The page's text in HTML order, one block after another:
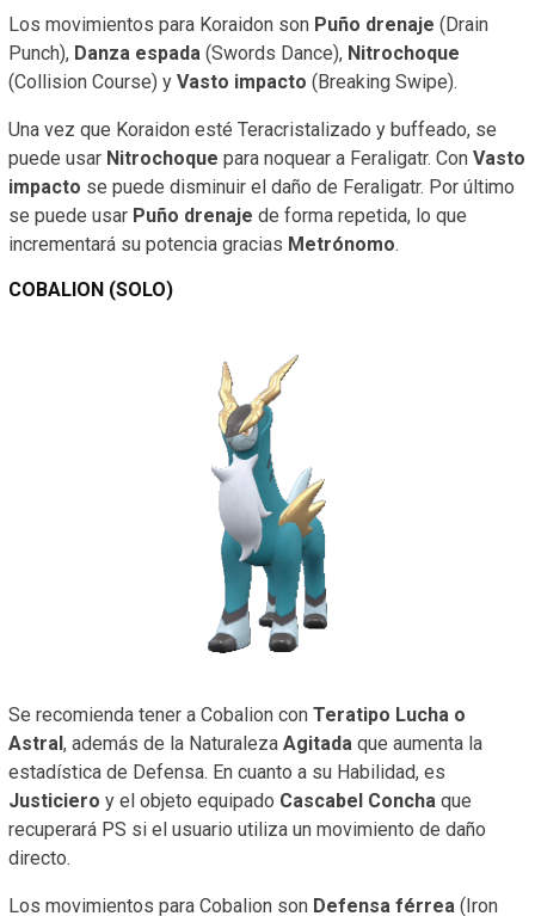
Los movimientos para Koraidon son Puño drenaje (Drain
Punch), Danza espada (Swords Dance), Nitrochoque
(Collision Course) y Vasto impacto (Breaking Swipe).
Una vez que Koraidon esté Teracristalizado y buffeado, se
puede usar Nitrochoque para noquear a Feraligatr. Con Vasto
impacto se puede disminuir el daño de Feraligatr. Por último
se puede usar Puño drenaje de forma repetida, lo que
incrementará su potencia gracias Metrónomo.
COBALION (SOLO)
Se recomienda tener a Cobalion con Teratipo Lucha o
Astral, además de la Naturaleza Agitada que aumenta la
estadística de Defensa. En cuanto a su Habilidad, es
Justiciero y el objeto equipado Cascabel Concha que
recuperará PS si el usuario utiliza un movimiento de daño
directo.
Los movimientos para Cobalion son Defensa férrea (Iron